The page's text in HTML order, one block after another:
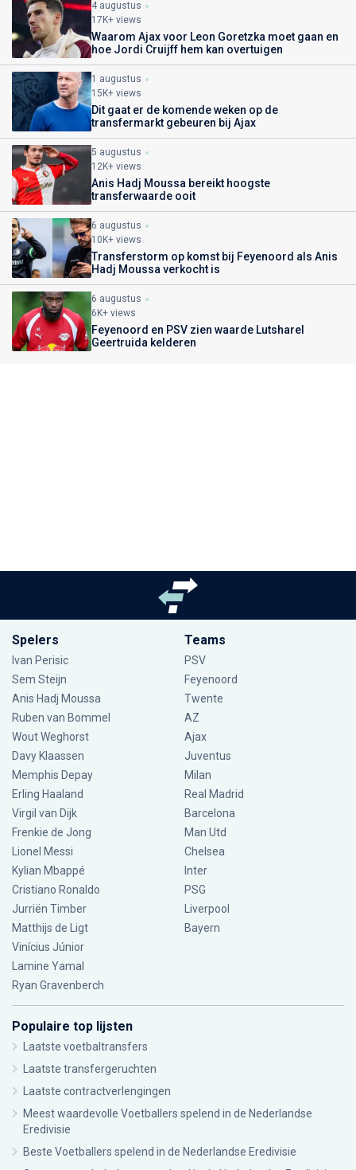
4 augustus
17K+ views
Waarom Ajax voor Leon Goretzka moet gaan en
hoe Jordi Cruijff hem kan overtuigen
1 augustus
15K+ views
Dit gaat er de komende weken op de
transfermarkt gebeuren bij Ajax
5 augustus
12K+ views
Anis Hadj Moussa bereikt hoogste
transferwaarde ooit
6 augustus
10K+ views
Transferstorm op komst bij Feyenoord als Anis
Hadj Moussa verkocht is
6 augustus
6K+ views
Feyenoord en PSV zien waarde Lutsharel
Geertruida kelderen
Spelers
Ivan Perisic
Sem Steijn
Anis Hadj Moussa
Ruben van Bommel
Wout Weghorst
Davy Klaassen
Memphis Depay
Erling Haaland
Virgil van Dijk
Frenkie de Jong
Lionel Messi
Kylian Mbappé
Cristiano Ronaldo
Jurriën Timber
Matthijs de Ligt
Vinícius Júnior
Lamine Yamal
Ryan Gravenberch
Teams
PSV
Feyenoord
Twente
AZ
Ajax
Juventus
Milan
Real Madrid
Barcelona
Man Utd
Chelsea
Inter
PSG
Liverpool
Bayern
Populaire top lijsten
Laatste voetbaltransfers
Laatste transfergeruchten
Laatste contractverlengingen
Meest waardevolle Voetballers spelend in de Nederlandse
Eredivisie
Beste Voetballers spelend in de Nederlandse Eredivisie